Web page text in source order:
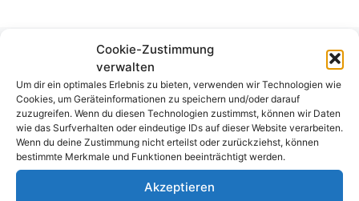
Cookie-Zustimmung
verwalten
Um dir ein optimales Erlebnis zu bieten, verwenden wir Technologien wie
Cookies, um Geräteinformationen zu speichern und/oder darauf
zuzugreifen. Wenn du diesen Technologien zustimmst, können wir Daten
wie das Surfverhalten oder eindeutige IDs auf dieser Website verarbeiten.
Wenn du deine Zustimmung nicht erteilst oder zurückziehst, können
bestimmte Merkmale und Funktionen beeinträchtigt werden.
Akzeptieren
Check24 startet
Tippspiel zur
Champions League: